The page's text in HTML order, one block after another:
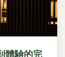
體驗的完